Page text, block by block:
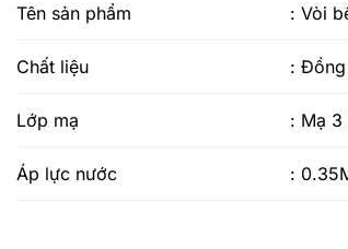
Tên sản phẩm : Vòi
Chất liệu : Đồng
Lớp mạ : Mạ
Áp lực nước :